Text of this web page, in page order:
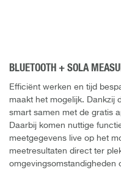
BLUETOOTH + SOLA
Efficiënt werken en tijd
maakt het mogelijk. Dankzij
smart samen met de gratis
Daarbij komen nuttige
meetgegevens live op het
meetresultaten direct ter
omgevingsomstandigheden